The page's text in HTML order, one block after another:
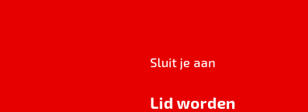
Sluit je aan
Lid worden